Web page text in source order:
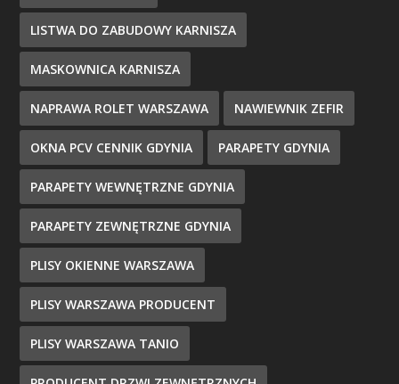
LISTWA DO ZABUDOWY KARNISZA
MASKOWNICA KARNISZA
NAPRAWA ROLET WARSZAWA NAWIEWNIK ZEFIR
OKNA PCV CENNIK GDYNIA PARAPETY GDYNIA
PARAPETY WEWNĘTRZNE GDYNIA
PARAPETY ZEWNĘTRZNE GDYNIA
PLISY OKIENNE WARSZAWA
PLISY WARSZAWA PRODUCENT
PLISY WARSZAWA TANIO